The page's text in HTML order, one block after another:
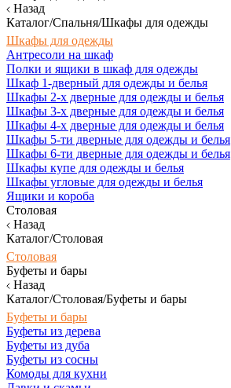
Назад
Каталог/Спальня/Шкафы для одежды
Шкафы для одежды
Антресоли на шкаф
Полки и ящики в шкаф для одежды
Шкаф 1-дверный для одежды и белья
Шкафы 2-х дверные для одежды и белья
Шкафы 3-х дверные для одежды и белья
Шкафы 4-х дверные для одежды и белья
Шкафы 5-ти дверные для одежды и белья
Шкафы 6-ти дверные для одежды и белья
Шкафы купе для одежды и белья
Шкафы угловые для одежды и белья
Ящики и короба
Столовая
Назад
Каталог/Столовая
Столовая
Буфеты и бары
Назад
Каталог/Столовая/Буфеты и бары
Буфеты и бары
Буфеты из дерева
Буфеты из дуба
Буфеты из сосны
Комоды для кухни